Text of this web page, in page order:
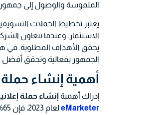
الملموسة والوصول إلى
يعتبر تخطيط الحملات
الاستثمار. وعندما تتعاون
يحقق الأهداف المطلوبة. في
الجمهور بفعالية وتحقق أفضل
أهمية إنشاء
إدراك أهمية إنشاء حملة
eMarketer